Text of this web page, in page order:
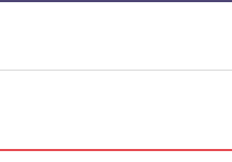
у... Дошкільний